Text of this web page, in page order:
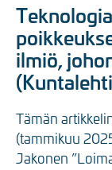
ilmiö,
Tämän
(tammikuu
Jakonen